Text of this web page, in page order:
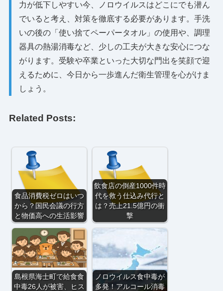
力が低下しやすい今、ノロウイルスはどこにでも潜ん
でいると考え、対策を徹底する必要があります。手洗
いの後の「使い捨てペーパータオル」の使用や、調理
器具の熱湯消毒など、少しの工夫が大きな安心につな
がります。受験や卒業といった大切な門出を笑顔で迎
えるために、今日から一歩進んだ衛生管理を心がけま
しょう。
Related Posts:
食品消費税ゼロはいつ
から？国民会議の行方
と物価高への生活影響
飲食店の倒産1000件時
代を救う仕込み代行と
は？売上21.5億円の衝
撃
島根県海士町で給食食
中毒26人が被害、ヒス
ノロウイルス食中毒が
多発！アルコール消毒